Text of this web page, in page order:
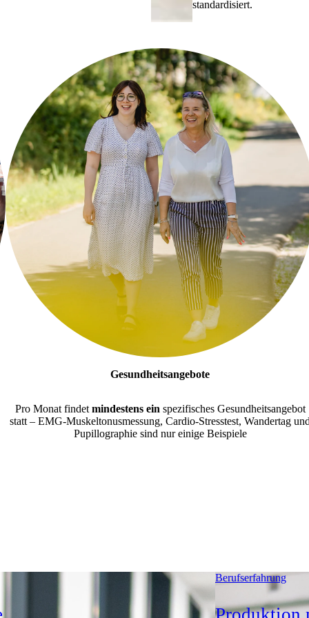
standardisiert.
Gesundheitsangebote
Pro Monat findet mindestens ein spezifisches Gesundheitsangebot
statt – EMG-Muskeltonusmessung, Cardio-Stresstest, Wandertag
Pupillographie sind nur einige Beispiele
Berufserfahrung